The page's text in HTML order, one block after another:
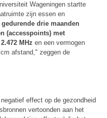
Wageningen startte
zijn essen en
drie maanden
(accesspoints) met
MHz en een vermogen
afstand," zeggen de
effect op de gezondheid
vertoonden aan het